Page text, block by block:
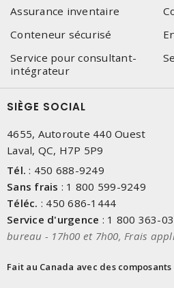
Assurance inventaire
Conteneur sécurisé
Service pour consultant-
intégrateur
SIÈGE SOCIAL
4655, Autoroute 440 Ouest
Laval, QC, H7P 5P9
Tél. : 450 688-9249
Sans frais : 1 800 599-9249
Téléc. : 450 686-1444
Service d'urgence : 1 800 363-
bureau - 17h00 et 7h00, Frais
Fait au Canada avec des